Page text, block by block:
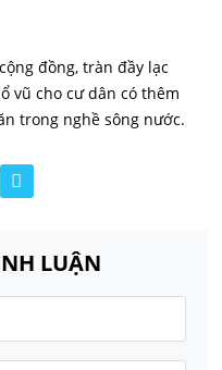
đồng, tràn đầy lạc
vũ cho cư dân có thêm
trong nghề sông nước.
LUẬN